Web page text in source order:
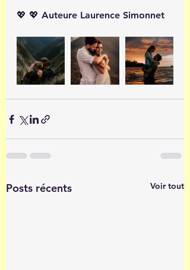
💖 💖 Auteure Laurence Simonnet
Posts récents Voir tout